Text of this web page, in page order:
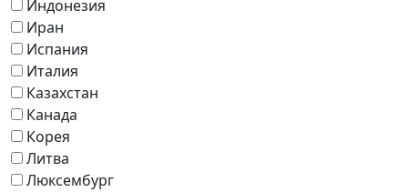
Индонезия
Иран
Испания
Италия
Казахстан
Канада
Корея
Литва
Люксембург